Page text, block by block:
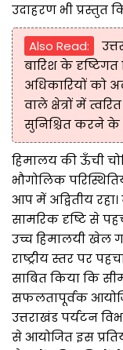
उदाहरण भी प्रस्तुत
Also Read:
बारिश के दृष्टिगत
अधिकारियों को
वाले क्षेत्रों में
सुनिश्चित करने के
हिमालय की ऊँची
भौगोलिक
आप में अद्वितीय
सामरिक दृष्टि से
उच्च हिमालयी खेल
राष्ट्रीय स्तर पर
साबित किया कि
सफलतापूर्वक
उत्तराखंड पर्यटन
से आयोजित इस